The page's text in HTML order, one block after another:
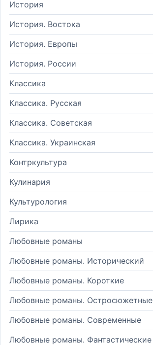
История
История. Востока
История. Европы
История. России
Классика
Классика. Русская
Классика. Советская
Классика. Украинская
Контркультура
Кулинария
Культурология
Лирика
Любовные романы
Любовные романы. Исторический
Любовные романы. Короткие
Любовные романы. Остросюжетные
Любовные романы. Современные
Любовные романы. Фантастические